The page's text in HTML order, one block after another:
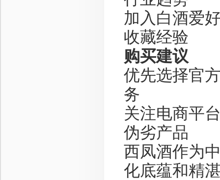
加入白酒爱
收藏经验
购买建议
优先选择官
务
关注电商平
伪劣产品
西凤酒作为
化底蕴和精